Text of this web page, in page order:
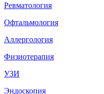
Ревматология
Офтальмология
Аллергология
Физиотерапия
УЗИ
Эндоскопия